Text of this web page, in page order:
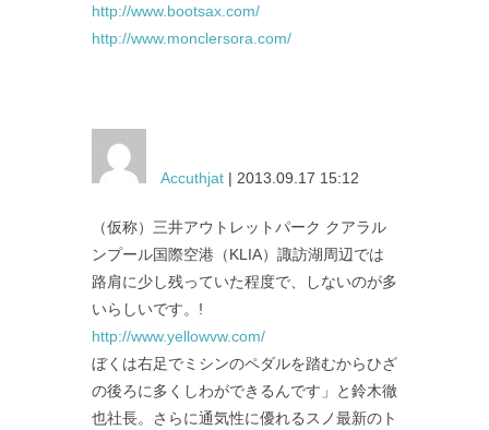
http://www.bootsax.com/
http://www.monclersora.com/
Accuthjat | 2013.09.17 15:12
（仮称）三井アウトレットパーク クアラル
ンプール国際空港（KLIA）諏訪湖周辺では
路肩に少し残っていた程度で、しないのが多
いらしいです。!
http://www.yellowvw.com/
ぼくは右足でミシンのペダルを踏むからひざ
の後ろに多くしわができるんです」と鈴木徹
也社長。さらに通気性に優れるスノ最新のト